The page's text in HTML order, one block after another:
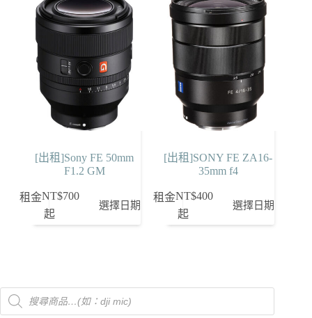
[出租]Sony FE 50mm
F1.2 GM
租金NT$700
起
選擇日期
[出租]SONY FE ZA16-
35mm f4
租金NT$400
起
選擇日期
Products
search